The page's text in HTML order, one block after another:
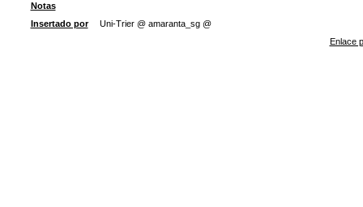
Notas
Insertado por
Uni-Trier @ amaranta_sg @
Enlace